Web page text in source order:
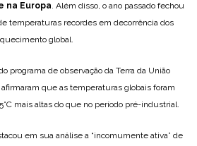
na Europa. Além disso, o ano passado fechou
temperaturas recordes em decorrência dos
global.
programa de observação da Terra da União
afirmaram que as temperaturas globais foram
mais altas do que no período pré-industrial.
em sua análise a “incomumente ativa” de